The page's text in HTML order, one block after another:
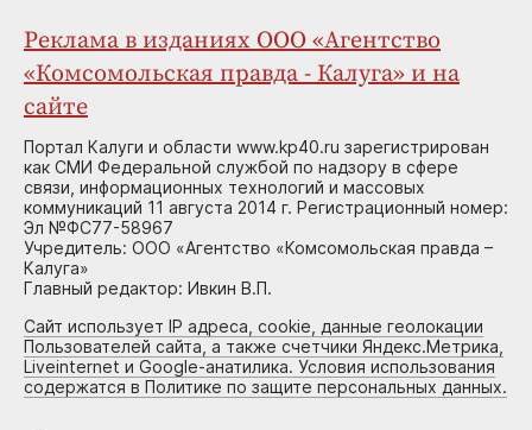
Реклама в изданиях ООО «Агентство
«Комсомольская правда - Калуга» и на
сайте
Портал Калуги и области www.kp40.ru зарегистрирован
как СМИ Федеральной службой по надзору в сфере
связи, информационных технологий и массовых
коммуникаций 11 августа 2014 г. Регистрационный номер:
Эл №ФС77-58967
Учредитель: ООО «Агентство «Комсомольская правда –
Калуга»
Главный редактор: Ивкин В.П.
Сайт использует IP адреса, cookie, данные геолокации
Пользователей сайта, а также счетчики Яндекс.Метрика,
Liveinternet и Google-анатилика. Условия использования
содержатся в Политике по защите персональных данных.